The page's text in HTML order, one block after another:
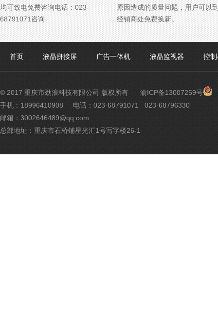
均可致电免费咨询电话：023-
68791071咨询
原因造成的质量问题，用户可以
经销商处免费换新。
首页 液晶拼接屏 广告一体机 液晶监视器 控
© 2017 重庆市劲浪科技有限公司 版权所有 渝ICP备13007259号 渝
手机：18996410908
电话：023-68791071 023-68796330
邮箱：3002646489@qq.com
总部地址：重庆市石桥铺星光汇1号写字楼26-1